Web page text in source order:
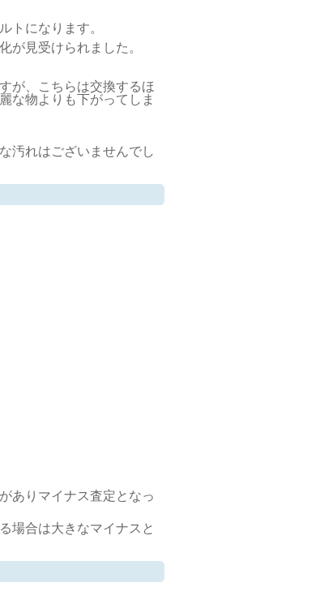
トになります。
が見受けられました。
が、こちらは交換するほ
な物よりも下がってしま
汚れはございませんでし
ありマイナス査定となっ
場合は大きなマイナスと